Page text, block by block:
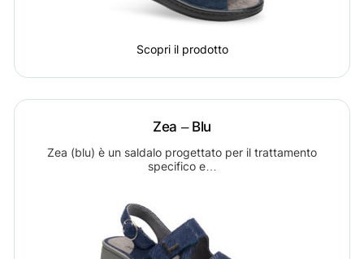
Scopri il prodotto
Zea – Blu
Zea (blu) è un saldalo progettato per il trattamento
specifico e…